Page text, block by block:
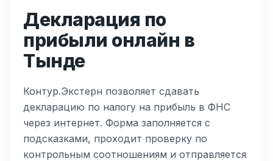
Декларация по
прибыли онлайн в
Тынде
Контур.Экстерн позволяет сдавать
декларацию по налогу на прибыль в ФНС
через интернет. Форма заполняется с
подсказками, проходит проверку по
контрольным соотношениям и отправляется